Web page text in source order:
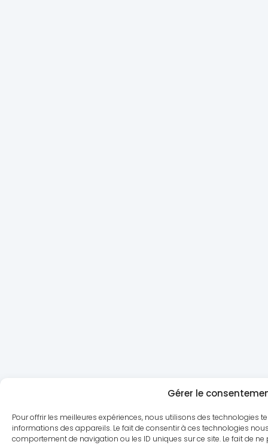
Gérer le
Pour offrir les meilleures expériences, nous utilisons des technologies
informations des appareils. Le fait de consentir à ces technologies
comportement de navigation ou les ID uniques sur ce site. Le fait de